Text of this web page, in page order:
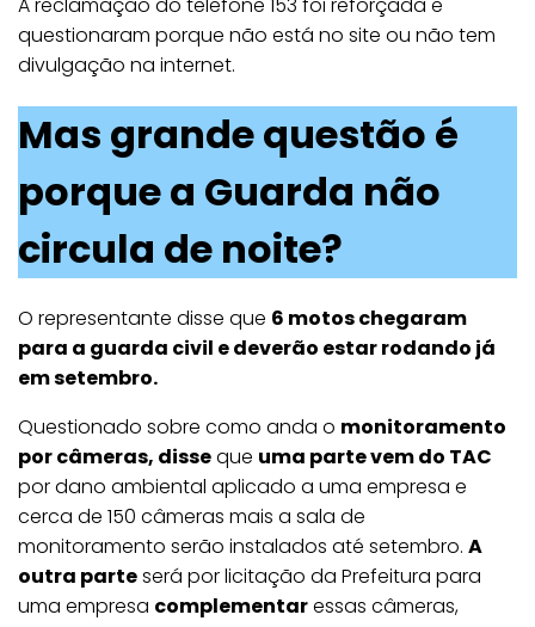
A reclamação do telefone 153 foi reforçada e
questionaram porque não está no site ou não tem
divulgação na internet.
Mas grande questão é
porque a Guarda não
circula de noite?
O representante disse que 6 motos chegaram
para a guarda civil e deverão estar rodando já
em setembro.
Questionado sobre como anda o monitoramento
por câmeras, disseque uma parte vem do TAC
por dano ambiental aplicado a uma empresa e
cerca de 150 câmeras mais a sala de
monitoramento serão instalados até setembro. A
outra parteserá por licitação da Prefeitura para
uma empresa complementaressas câmeras,